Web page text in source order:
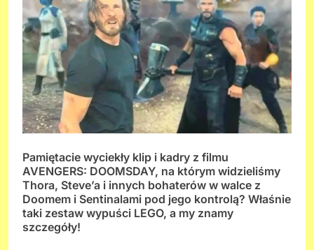
Pamiętacie wyciekły klip i kadry z filmu
AVENGERS: DOOMSDAY, na którym widzieliśmy
Thora, Steve’a i innych bohaterów w walce z
Doomem i Sentinalami pod jego kontrolą? Właśnie
taki zestaw wypuści LEGO, a my znamy
szczegóły!